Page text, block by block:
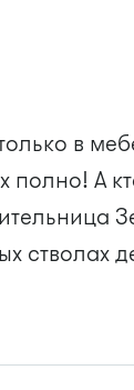
в
полно! А
стволах